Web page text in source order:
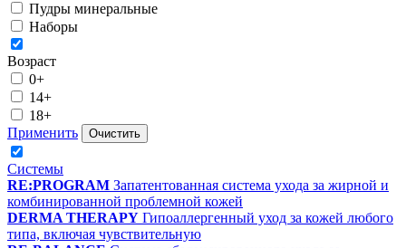
Пудры минеральные
Наборы
Возраст
0+
14+
18+
Применить
Очистить
Системы
RE:PROGRAM Запатентованная система ухода за жирной и
комбинированной проблемной кожей
DERMA THERAPY Гипоаллергенный уход за кожей любого
типа, включая чувствительную